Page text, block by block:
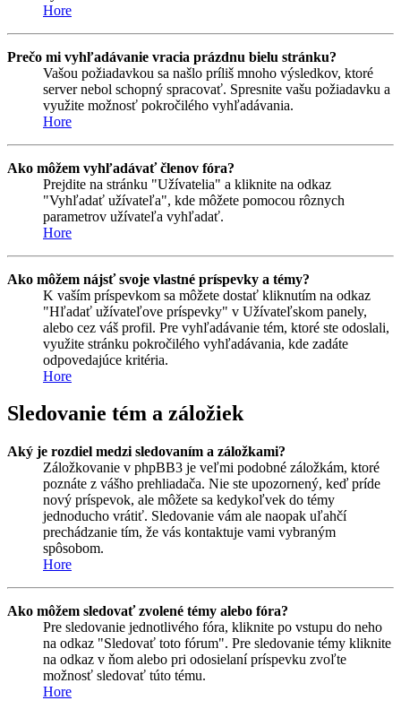
Hore
Prečo mi vyhľadávanie vracia prázdnu bielu stránku?
Vašou požiadavkou sa našlo príliš mnoho výsledkov, ktoré
server nebol schopný spracovať. Spresnite vašu požiadavku a
využite možnosť pokročilého vyhľadávania.
Hore
Ako môžem vyhľadávať členov fóra?
Prejdite na stránku "Užívatelia" a kliknite na odkaz
"Vyhľadať užívateľa", kde môžete pomocou rôznych
parametrov užívateľa vyhľadať.
Hore
Ako môžem nájsť svoje vlastné príspevky a témy?
K vaším príspevkom sa môžete dostať kliknutím na odkaz
"Hľadať užívateľove príspevky" v Užívateľskom panely,
alebo cez váš profil. Pre vyhľadávanie tém, ktoré ste odoslali,
využite stránku pokročilého vyhľadávania, kde zadáte
odpovedajúce kritéria.
Hore
Sledovanie tém a záložiek
Aký je rozdiel medzi sledovaním a záložkami?
Záložkovanie v phpBB3 je veľmi podobné záložkám, ktoré
poznáte z vášho prehliadača. Nie ste upozornený, keď príde
nový príspevok, ale môžete sa kedykoľvek do témy
jednoducho vrátiť. Sledovanie vám ale naopak uľahčí
prechádzanie tím, že vás kontaktuje vami vybraným
spôsobom.
Hore
Ako môžem sledovať zvolené témy alebo fóra?
Pre sledovanie jednotlivého fóra, kliknite po vstupu do neho
na odkaz "Sledovať toto fórum". Pre sledovanie témy kliknite
na odkaz v ňom alebo pri odosielaní príspevku zvoľte
možnosť sledovať túto tému.
Hore